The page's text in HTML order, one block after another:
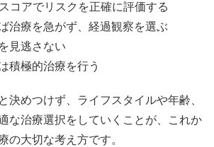
コアでリスクを正確に評価する
治療を急がず、経過観察を選ぶ
見逃さない
積極的治療を行う
決めつけず、ライフスタイルや年齢、
な治療選択をしていくことが、これか
の大切な考え方です。